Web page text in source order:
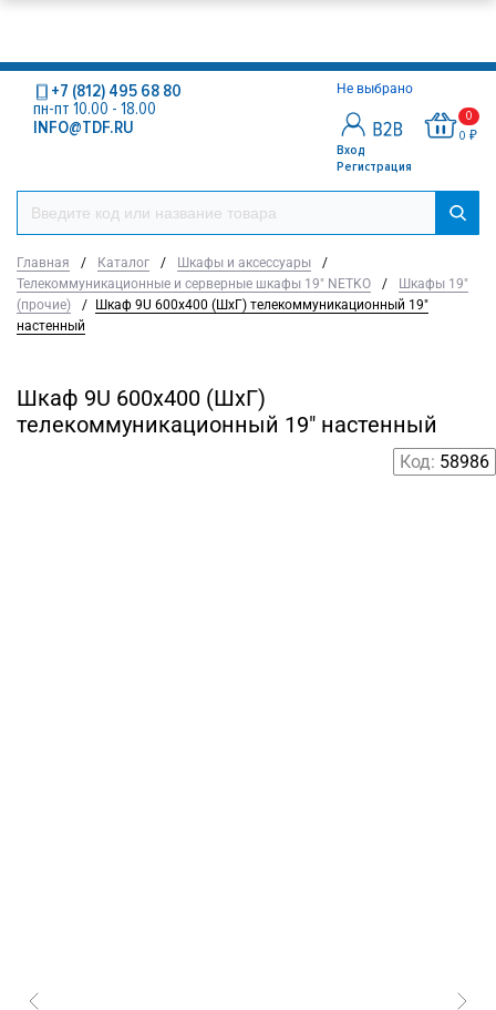
Не выбрано
Вход
Регистрация
0
0 ₽
+7 (812) 495 68 80
пн-пт 10.00 - 18.00
INFO@TDF.RU
Главная / Каталог / Шкафы и аксессуары
/
Телекоммуникационные и серверные шкафы 19" NETKO
/
Шкафы 19"
(прочие)
/
Шкаф 9U 600х400 (ШхГ) телекоммуникационный 19"
настенный
Шкаф 9U 600х400 (ШхГ)
телекоммуникационный 19" настенный
Код: 58986